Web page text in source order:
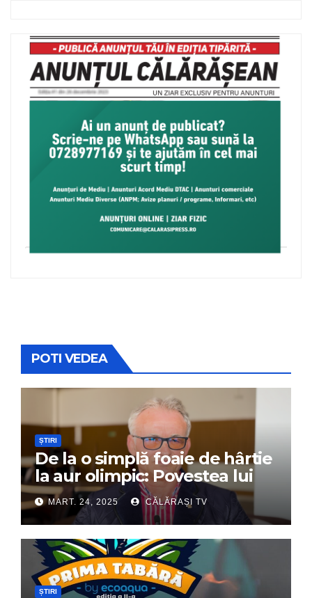
POTI VEDEA
ȘTIRI
De la o simplă foaie de hârtie
la aur olimpic: Povestea lui
Dumitru Chirilă
MART. 24, 2025 CĂLĂRAȘI TV
ȘTIRI